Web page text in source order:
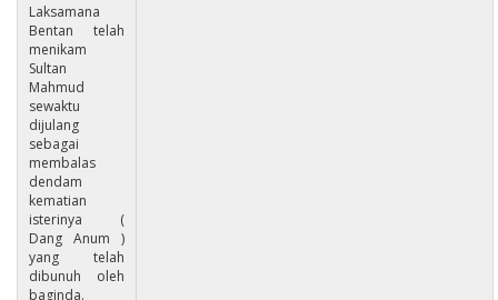
Laksamana
Bentan telah
menikam
Sultan
Mahmud
sewaktu
dijulang
sebagai
membalas
dendam
kematian
isterinya (
Dang Anum )
yang telah
dibunuh oleh
baginda.